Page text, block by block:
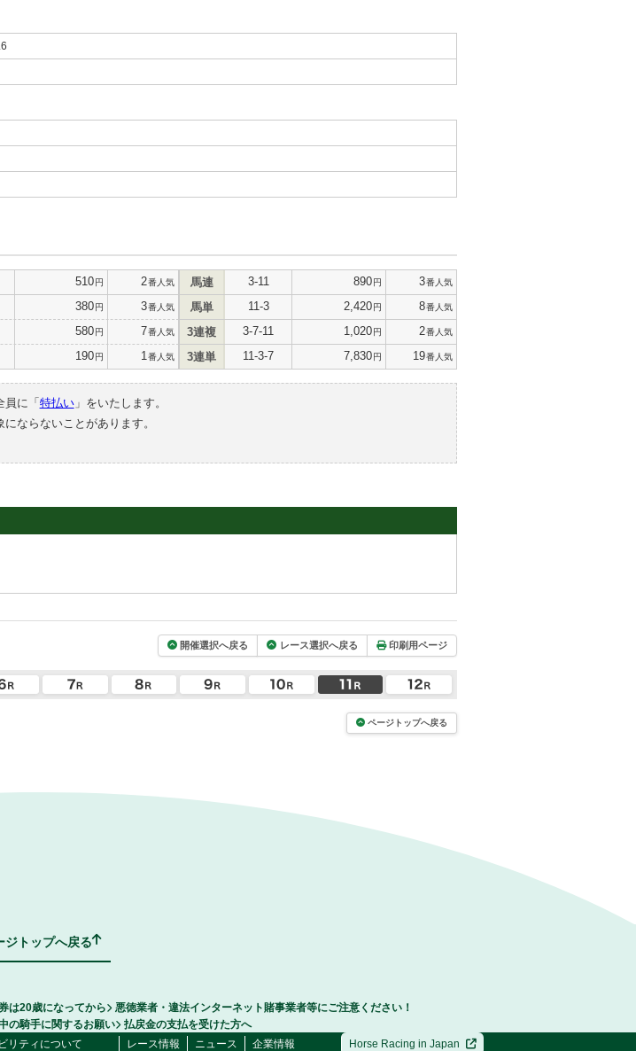
510円 2番人気
380円 3番人気
580円 7番人気
190円 1 番人気
馬連 3-11 890円 3番人気
馬単 11-3 2,420円 8番人気
3連複 3-7-11 1,020円 2番人気
3連単 11-3-7 7,830円 19番人気
に「 特払い」をいたします。
にならないことがあります。
開催選択へ戻る レース選択へ戻る 印刷用ページ
ページトップへ戻る
ジトップへ戻る
は20歳になってから
悪徳業者・違法インターネット賭事業者等にご注意ください！
の騎手に関するお願い
払戻金の支払を受けた方へ
リティについて レース情報 ニュース 企業情報 Horse Racing in Japan